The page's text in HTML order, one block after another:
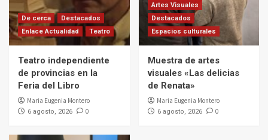
De cerca
Destacados
Enlace Actualidad
Teatro
Teatro independiente
de provincias en la
Feria del Libro
Maria Eugenia Montero
6 agosto, 2026 0
Artes Visuales
Destacados
Espacios culturales
Muestra de artes
visuales «Las delicias
de Renata»
Maria Eugenia Montero
6 agosto, 2026 0